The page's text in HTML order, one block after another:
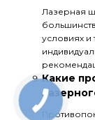
Лазерная
условиях и
Какие